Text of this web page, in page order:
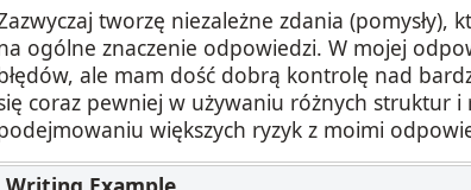
tworzę niezależne zdania (pomysły),
ogólne znaczenie odpowiedzi. W mojej
ale mam dość dobrą kontrolę nad
coraz pewniej w używaniu różnych struktur i
większych ryzyk z moimi